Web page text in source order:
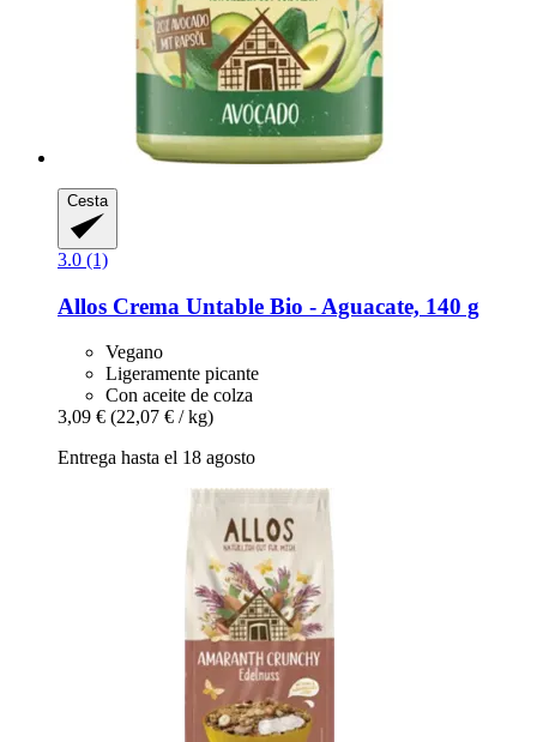
Cesta
3.0 (1)
Allos Crema Untable Bio -​ Aguacate, 140 g
Vegano
Ligeramente picante
Con aceite de colza
3,09 € (22,07 € / kg)
Entrega hasta el 18 agosto